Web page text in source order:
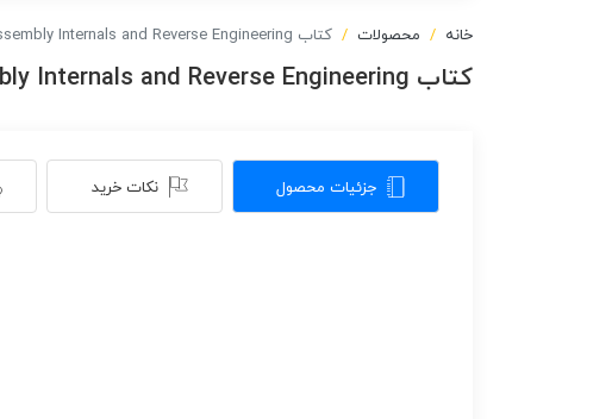
خانه محصولات کتاب Arm Assembly Internals and Reverse Engineering
کتاب Arm Assembly Internals and Reverse Engineering
جزئیات محصول نکات خرید